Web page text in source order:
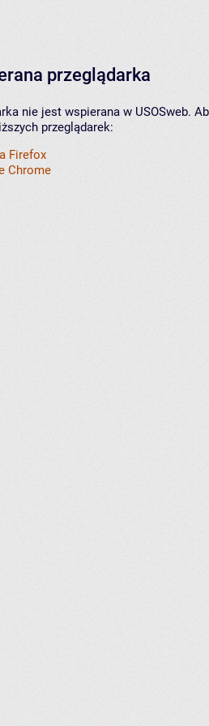
przeglądarka
nie jest wspierana w USOSweb.
przeglądarek:
Firefox
Chrome